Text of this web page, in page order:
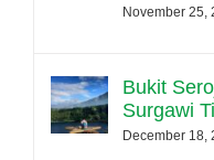
November 25,
Bukit
Surgawi
December 18,